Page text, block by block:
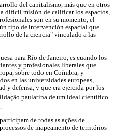
del capitalismo, más que en otros
difícil misión de calificar los espacios,
son en su momento, el
tipo de intervención espacial que
de la ciencia" vinculado a las
para Río de Janeiro, es cuando los
y profesionales liberales que
sobre todo en Coímbra, y
en las universidades europeas,
y defensa, y que era ejercida por los
paulatina de um ideal científico
.
de todas as ações de
de mapeamento de territórios